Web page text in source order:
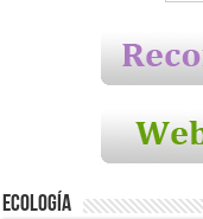
Ecología